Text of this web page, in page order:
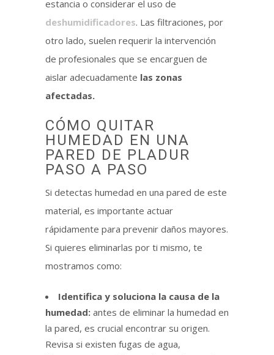
estancia o considerar el uso de
deshumidificadores. Las filtraciones, por
otro lado, suelen requerir la intervención
de profesionales que se encarguen de
aislar adecuadamente las zonas
afectadas.
CÓMO QUITAR
HUMEDAD EN UNA
PARED DE PLADUR
PASO A PASO
Si detectas humedad en una pared de este
material, es importante actuar
rápidamente para prevenir daños mayores.
Si quieres eliminarlas por ti mismo, te
mostramos como:
Identifica y soluciona la causa de la
humedad: antes de eliminar la humedad en
la pared, es crucial encontrar su origen.
Revisa si existen fugas de agua,